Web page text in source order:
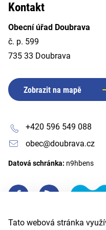
Tato webová stránka
Kontakt
Obecní úřad Doubrava
č. p. 599
735 33 Doubrava
Zobrazit na mapě
+420 596 549 088
obec@doubrava.cz
Datová schránka: n9hbens